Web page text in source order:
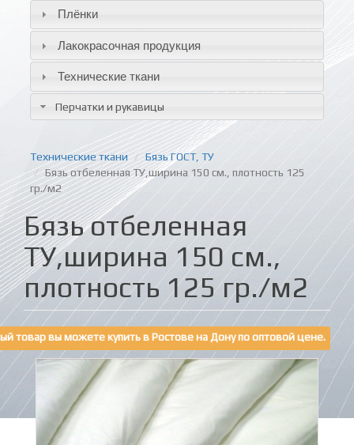
Плёнки
Лакокрасочная продукция
Технические ткани
Перчатки и рукавицы
Технические ткани
Бязь ГОСТ, ТУ
Бязь отбеленная ТУ,ширина 150 см., плотность 125
гр./м2
Бязь отбеленная
ТУ,ширина 150 см.,
плотность 125 гр./м2
товар вы можете купить в Ростове на Дону по оптовой цене.